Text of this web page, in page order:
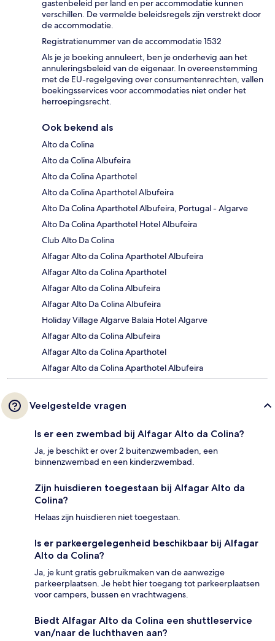
gastenbeleid per land en per accommodatie kunnen
verschillen. De vermelde beleidsregels zijn verstrekt door
de accommodatie.
Registratienummer van de accommodatie 1532
Als je je boeking annuleert, ben je onderhevig aan het
annuleringsbeleid van de eigenaar. In overeenstemming
met de EU-regelgeving over consumentenrechten, vallen
boekingsservices voor accommodaties niet onder het
herroepingsrecht.
Ook bekend als
Alto da Colina
Alto da Colina Albufeira
Alto da Colina Aparthotel
Alto da Colina Aparthotel Albufeira
Alto Da Colina Aparthotel Albufeira, Portugal - Algarve
Alto Da Colina Aparthotel Hotel Albufeira
Club Alto Da Colina
Alfagar Alto da Colina Aparthotel Albufeira
Alfagar Alto da Colina Aparthotel
Alfagar Alto da Colina Albufeira
Alfagar Alto Da Colina Albufeira
Holiday Village Algarve Balaia Hotel Algarve
Alfagar Alto da Colina Albufeira
Alfagar Alto da Colina Aparthotel
Alfagar Alto da Colina Aparthotel Albufeira
Veelgestelde vragen
Is er een zwembad bij Alfagar Alto da Colina?
Ja, je beschikt er over 2 buitenzwembaden, een
binnenzwembad en een kinderzwembad.
Zijn huisdieren toegestaan bij Alfagar Alto da
Colina?
Helaas zijn huisdieren niet toegestaan.
Is er parkeergelegenheid beschikbaar bij Alfagar
Alto da Colina?
Ja, je kunt gratis gebruikmaken van de aanwezige
parkeerplaatsen. Je hebt hier toegang tot parkeerplaatsen
voor campers, bussen en vrachtwagens.
Biedt Alfagar Alto da Colina een shuttleservice
van/naar de luchthaven aan?